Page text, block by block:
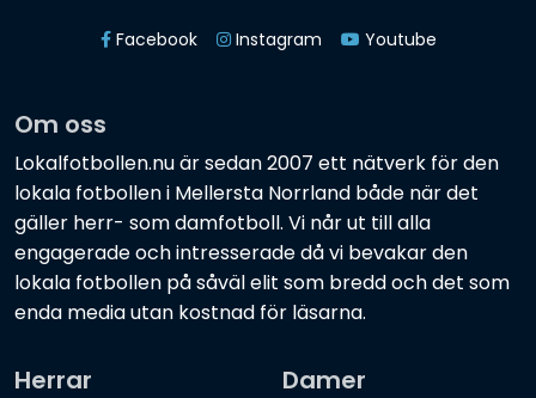
Facebook Instagram Youtube
Om oss
Lokalfotbollen.nu är sedan 2007 ett nätverk för den
lokala fotbollen i Mellersta Norrland både när det
gäller herr- som damfotboll. Vi når ut till alla
engagerade och intresserade då vi bevakar den
lokala fotbollen på såväl elit som bredd och det som
enda media utan kostnad för läsarna.
Herrar Damer